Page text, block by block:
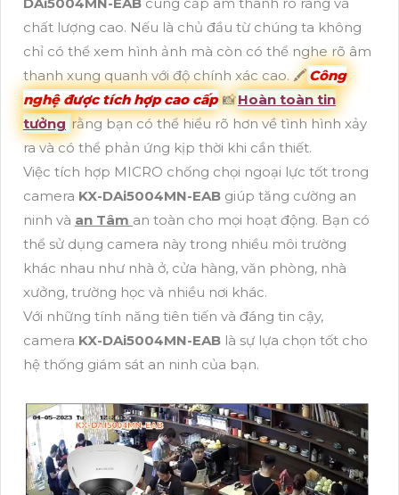
DAi5004MN-EAB cung cấp âm thanh rõ ràng và
chất lượng cao. Nếu là chủ đầu từ chúng ta không
chỉ có thể xem hình ảnh mà còn có thể nghe rõ âm
thanh xung quanh với độ chính xác cao. 🖍Công
nghệ được tích hợp cao cấp 📸Hoàn toàn tin
tưởng rằng bạn có thể hiểu rõ hơn về tình hình xảy
ra và có thể phản ứng kịp thời khi cần thiết.
Việc tích hợp MICRO chống chọi ngoại lực tốt trong
camera KX-DAi5004MN-EAB giúp tăng cường an
ninh và an Tâm an toàn cho mọi hoạt động. Bạn có
thể sử dụng camera này trong nhiều môi trường
khác nhau như nhà ở, cửa hàng, văn phòng, nhà
xưởng, trường học và nhiều nơi khác.
Với những tính năng tiên tiến và đáng tin cậy,
camera KX-DAi5004MN-EAB là sự lựa chọn tốt cho
hệ thống giám sát an ninh của bạn.